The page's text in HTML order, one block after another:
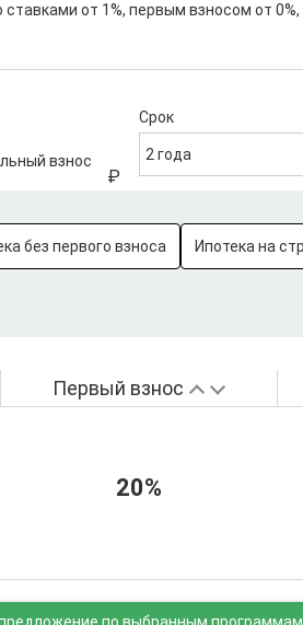
от 1%, первым взносом от
взнос
Срок
2 года
без первого взноса Ипотека на
Первый взнос
20%